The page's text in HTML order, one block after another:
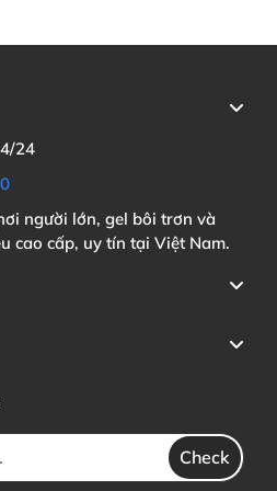
24
người lớn, gel bôi trơn và
cao cấp, uy tín tại Việt Nam.
Check